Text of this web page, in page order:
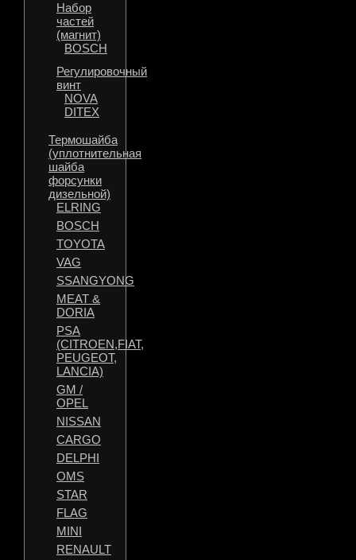
Набор
частей
(магнит)
BOSCH
Регулировочный
винт
NOVA
DITEX
Термошайба
(уплотнительная
шайба
форсунки
дизельной)
ELRING
BOSCH
TOYOTA
VAG
SSANGYONG
MEAT &
DORIA
PSA
(CITROEN,FIAT,
PEUGEOT,
LANCIA)
GM /
OPEL
NISSAN
CARGO
DELPHI
OMS
STAR
FLAG
MINI
RENAULT